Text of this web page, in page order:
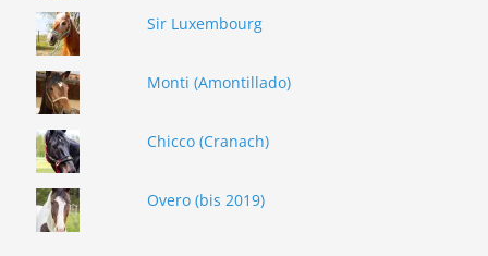
Sir Luxembourg
Monti (Amontillado)
Chicco (Cranach)
Overo (bis 2019)